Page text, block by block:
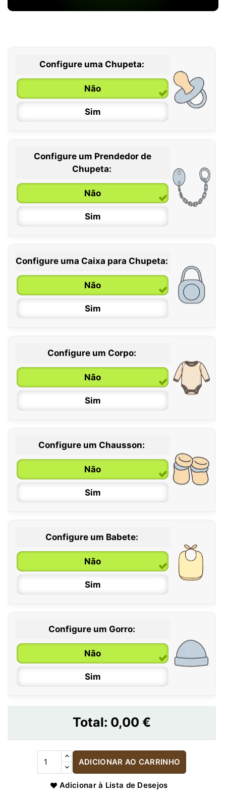
Configure uma Chupeta:
Não
Sim
0 / 6 meses
6 / 36 meses
Configure um Prendedor de
Chupeta:
Não
Sim
Configure uma Caixa para Chupeta:
Não
Sim
Configure um Corpo:
Não
Sim
0 / 6 meses
6 / 12 meses
12 / 18 meses
Configure um Chausson:
Não
Sim
Configure um Babete:
Não
Sim
Configure um Gorro:
Não
Sim
Total: 0,00 €
ADICIONAR AO CARRINHO
Adicionar à Lista de Desejos